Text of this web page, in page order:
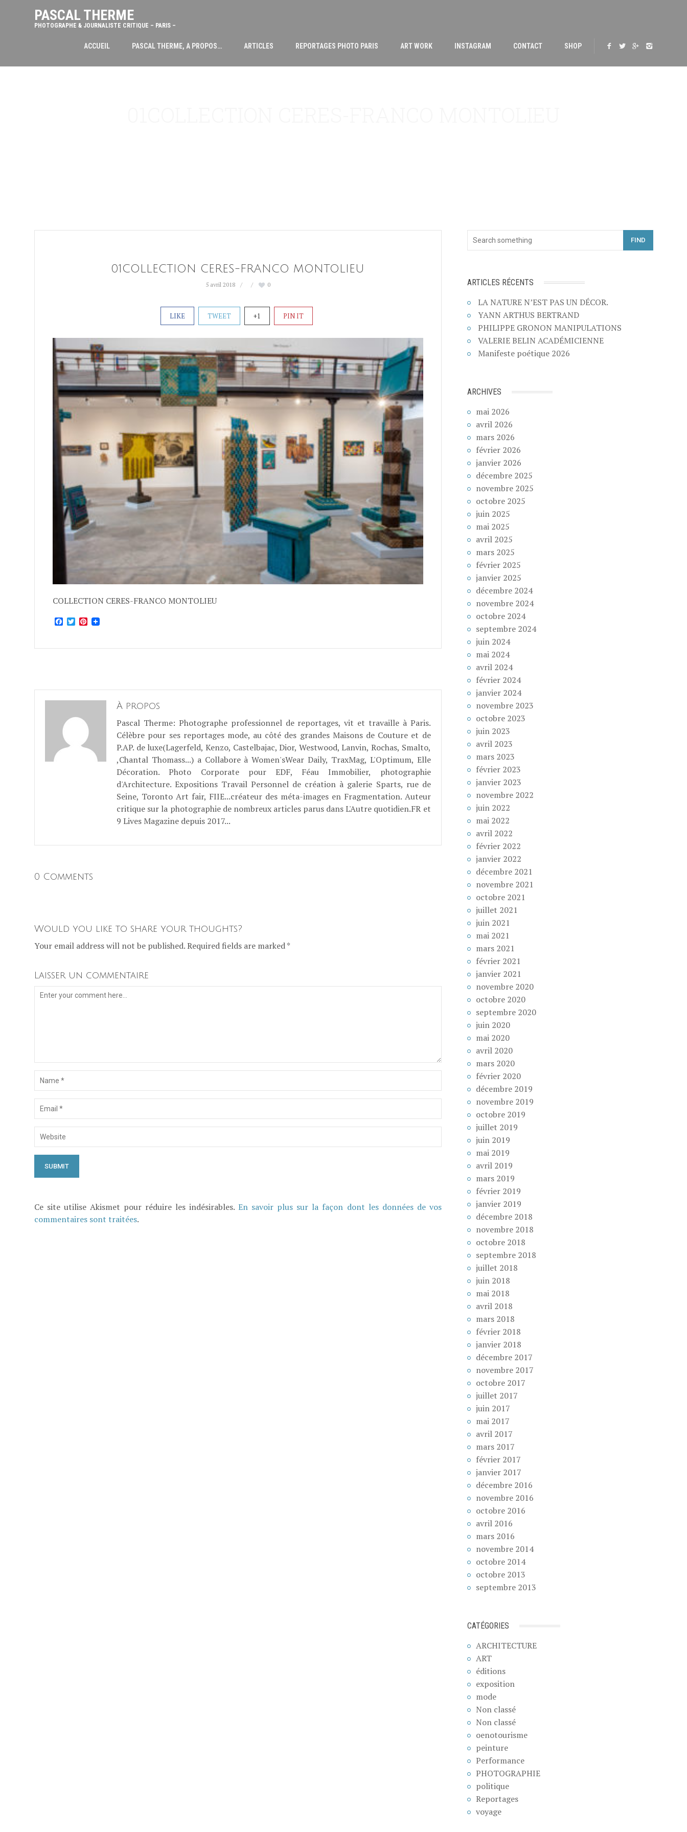
PASCAL THERME
PHOTOGRAPHE & JOURNALISTE CRITIQUE – PARIS –
ACCUEIL PASCAL THERME, A PROPOS… ARTICLES REPORTAGES PHOTO PARIS ART WORK INSTAGRAM CONTACT SHOP
01COLLECTION CERES-FRANCO MONTOLIEU
5 avril 2018 0
LIKE TWEET +1 PIN IT
COLLECTION CERES-FRANCO MONTOLIEU
Facebook
TwitterPinterest
À propos
Pascal Therme: Photographe professionnel de reportages, vit et travaille à Paris.
Célèbre pour ses reportages mode, au côté des grandes Maisons de Couture et de
P.AP. de luxe(Lagerfeld, Kenzo, Castelbajac, Dior, Westwood, Lanvin, Rochas, Smalto,
,Chantal Thomass...) a Collabore à Women'sWear Daily, TraxMag, L'Optimum, Elle
Décoration. Photo Corporate pour EDF, Féau Immobilier, photographie
d'Architecture. Expositions Travail Personnel de création à galerie Sparts, rue de
Seine, Toronto Art fair, FIIE...créateur des méta-images en Fragmentation. Auteur
critique sur la photographie de nombreux articles parus dans L'Autre quotidien.FR et
9 Lives Magazine depuis 2017...
0 Comments
Would you like to share your thoughts?
Your email address will not be published. Required fields are marked *
Laisser un commentaire
Ce site utilise Akismet pour réduire les indésirables.En savoir plus sur la façon dont les données de vos
commentaires sont traitées.
FIND
ARTICLES RÉCENTS
LA NATURE N’EST PAS UN DÉCOR.
YANN ARTHUS BERTRAND
PHILIPPE GRONON MANIPULATIONS
VALERIE BELIN ACADÉMICIENNE
Manifeste poétique 2026
ARCHIVES
mai 2026
avril 2026
mars 2026
février 2026
janvier 2026
décembre 2025
novembre 2025
octobre 2025
juin 2025
mai 2025
avril 2025
mars 2025
février 2025
janvier 2025
décembre 2024
novembre 2024
octobre 2024
septembre 2024
juin 2024
mai 2024
avril 2024
février 2024
janvier 2024
novembre 2023
octobre 2023
juin 2023
avril 2023
mars 2023
février 2023
janvier 2023
novembre 2022
juin 2022
mai 2022
avril 2022
février 2022
janvier 2022
décembre 2021
novembre 2021
octobre 2021
juillet 2021
juin 2021
mai 2021
mars 2021
février 2021
janvier 2021
novembre 2020
octobre 2020
septembre 2020
juin 2020
mai 2020
avril 2020
mars 2020
février 2020
décembre 2019
novembre 2019
octobre 2019
juillet 2019
juin 2019
mai 2019
avril 2019
mars 2019
février 2019
janvier 2019
décembre 2018
novembre 2018
octobre 2018
septembre 2018
juillet 2018
juin 2018
mai 2018
avril 2018
mars 2018
février 2018
janvier 2018
décembre 2017
novembre 2017
octobre 2017
juillet 2017
juin 2017
mai 2017
avril 2017
mars 2017
février 2017
janvier 2017
décembre 2016
novembre 2016
octobre 2016
avril 2016
mars 2016
novembre 2014
octobre 2014
octobre 2013
septembre 2013
CATÉGORIES
ARCHITECTURE
ART
éditions
exposition
mode
Non classé
Non classé
oenotourisme
peinture
Performance
PHOTOGRAPHIE
politique
Reportages
voyage